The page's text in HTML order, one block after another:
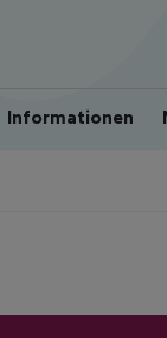
Informationen